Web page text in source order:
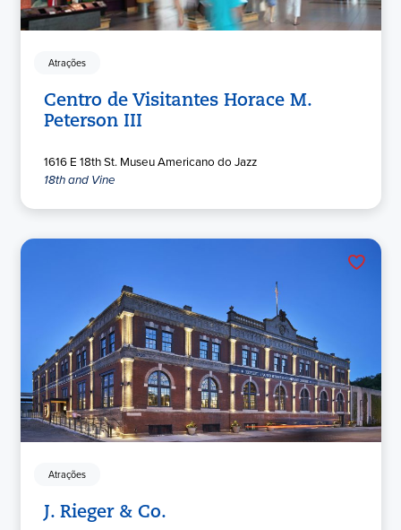
Atrações
Centro de Visitantes Horace M.
Peterson III
1616 E 18th St. Museu Americano do Jazz
18th and Vine
Atrações
J. Rieger & Co.